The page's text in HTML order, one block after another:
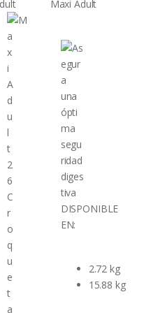
Maxi Adult
DISPONIBLE
EN:
2.72 kg
15.88 kg